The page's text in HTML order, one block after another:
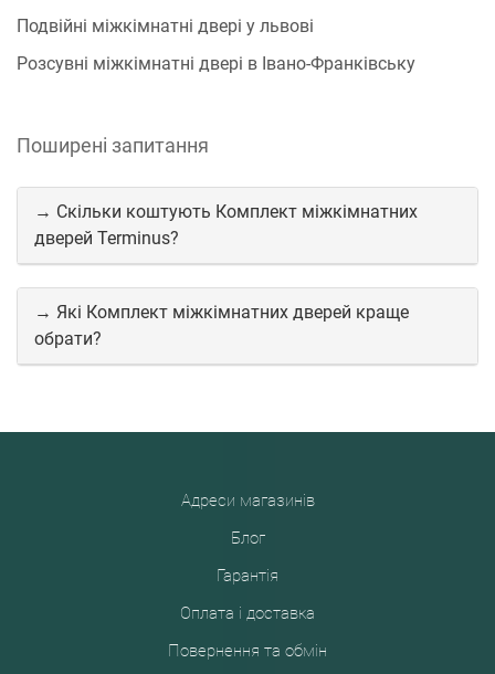
Подвійні міжкімнатні двері у львові
Розсувні міжкімнатні двері в Івано-Франківську
Поширені запитання
→ Скільки коштують Комплект міжкімнатних
дверей Terminus?
→ Які Комплект міжкімнатних дверей краще
обрати?
Адреси магазинів
Блог
Гарантія
Оплата і доставка
Повернення та обмін